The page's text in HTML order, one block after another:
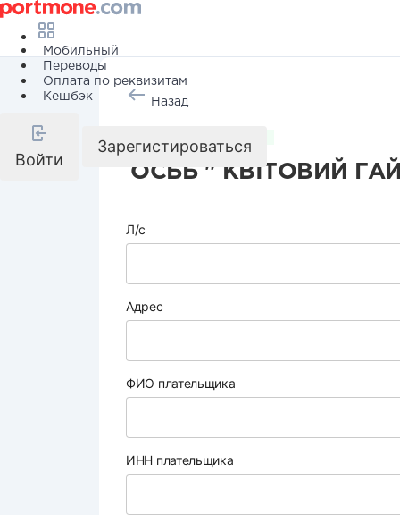
Мобильный
Переводы
Оплата по реквизитам
Кешбэк
Войти
Зарегистироваться
Назад
ОСББ " КВІТОВИЙ
Л/с
Адрес
ФИО плательщика
ИНН плательщика